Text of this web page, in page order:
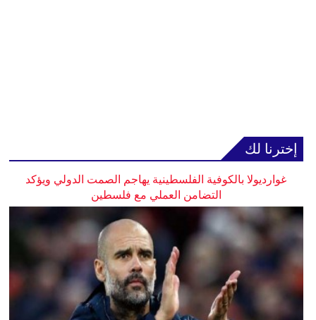
إخترنا لك
غوارديولا بالكوفية الفلسطينية يهاجم الصمت الدولي ويؤكد
التضامن العملي مع فلسطين